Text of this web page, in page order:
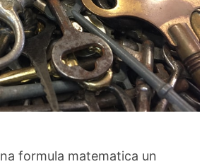
formula matematica un